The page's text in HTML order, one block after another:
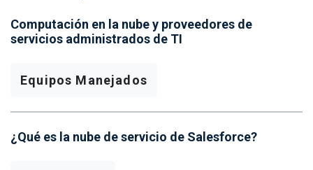
Computación en la nube y proveedores de
servicios administrados de TI
Equipos Manejados
¿Qué es la nube de servicio de Salesforce?